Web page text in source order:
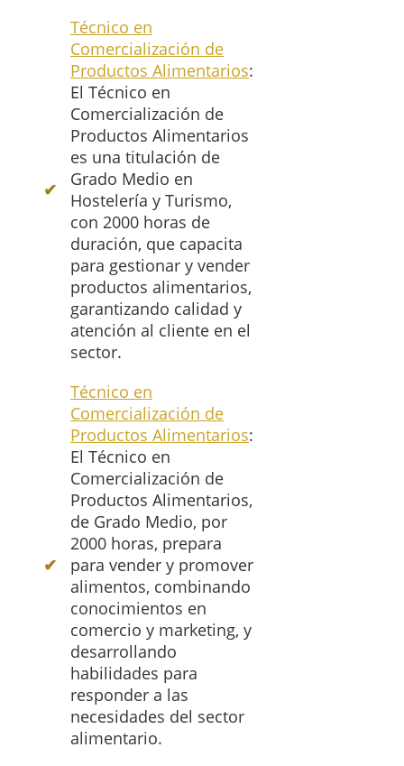
Técnico en
Comercialización de
Productos Alimentarios:
El Técnico en
Comercialización de
Productos Alimentarios
es una titulación de
Grado Medio en
Hostelería y Turismo,
con 2000 horas de
duración, que capacita
para gestionar y vender
productos alimentarios,
garantizando calidad y
atención al cliente en el
sector.
Técnico en
Comercialización de
Productos Alimentarios:
El Técnico en
Comercialización de
Productos Alimentarios,
de Grado Medio, por
2000 horas, prepara
para vender y promover
alimentos, combinando
conocimientos en
comercio y marketing, y
desarrollando
habilidades para
responder a las
necesidades del sector
alimentario.